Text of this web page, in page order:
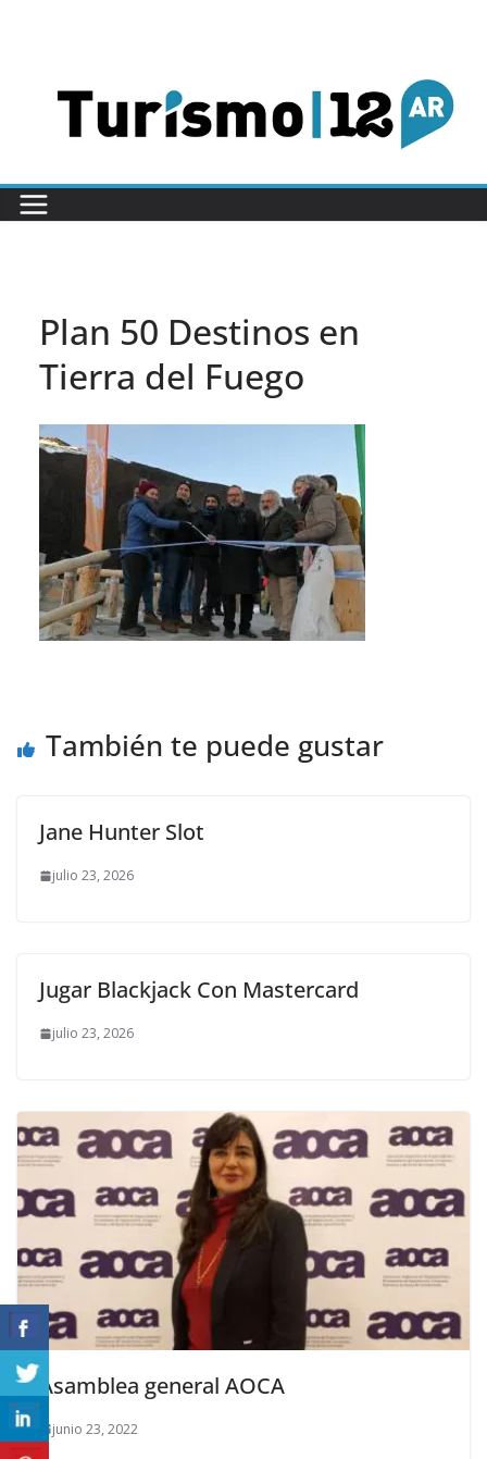
Plan 50 Destinos en
Tierra del Fuego
También te puede gustar
Jane Hunter Slot
julio 23, 2026
Jugar Blackjack Con Mastercard
julio 23, 2026
Asamblea general AOCA
junio 23, 2022